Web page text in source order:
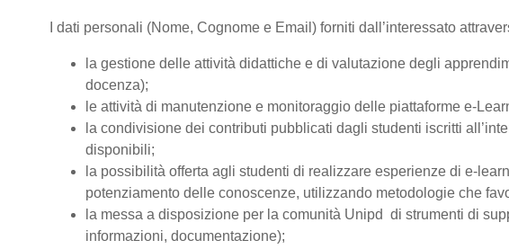
I dati personali (Nome, Cognome e Email) forniti dall’interessato
la gestione delle attività didattiche e di valutazione degli
docenza);
le attività di manutenzione e monitoraggio delle piattaforme e-
la condivisione dei contributi pubblicati dagli studenti iscritti
disponibili;
la possibilità offerta agli studenti di realizzare esperienze di e-
potenziamento delle conoscenze, utilizzando metodologie che
la messa a disposizione per la comunità Unipd di strumenti di
informazioni, documentazione);